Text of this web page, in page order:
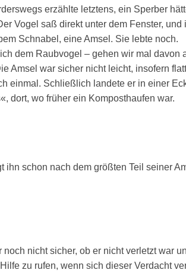
erzählte letztens, ein Sperber
Vogel saß direkt unter dem Fenster,
Schnabel, eine Amsel. Sie lebte noch.
dem Raubvogel – gehen wir mal davon
Amsel war sicher nicht leicht, insofern
einmal. Schließlich landete er in einer
dort, wo früher ein Komposthaufen war.
ihn schon nach dem größten Teil seiner
noch nicht sicher, ob er nicht verletzt war
zu rufen, wenn sich dieser Verdacht